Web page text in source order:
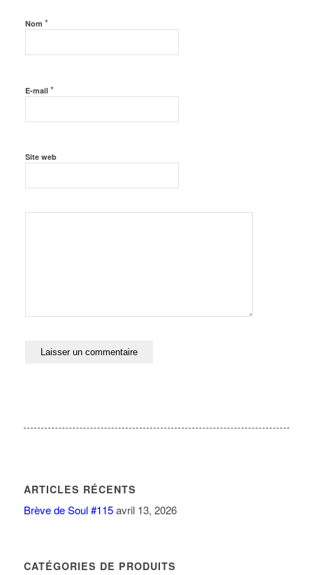
Nom *
E-mail *
Site web
ARTICLES RÉCENTS
Brève de Soul #115 avril 13, 2026
CATÉGORIES DE PRODUITS